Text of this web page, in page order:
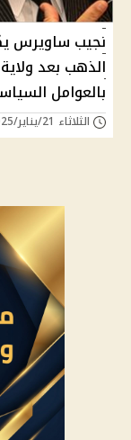
نجيب ساويرس
الذهب بعد
بالعوامل
الثلاثاء 21/يناير/2025 - 06:50 م